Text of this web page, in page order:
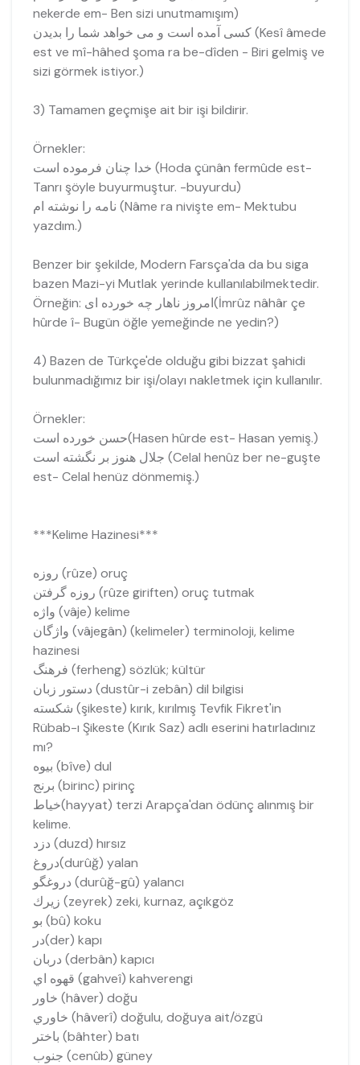
nekerde em- Ben sizi unutmamışım)
كسى آمده است و مى خواهد شما را بديدن (Kesî âmede
est ve mî-hâhed şoma ra be-dîden - Biri gelmiş ve
sizi görmek istiyor.)
3) Tamamen geçmişe ait bir işi bildirir.
Örnekler:
خدا چنان فرموده است (Hoda çünân fermûde est-
Tanrı şöyle buyurmuştur. -buyurdu)
نامه را نوشته ام (Nâme ra nivişte em- Mektubu
yazdım.)
Benzer bir şekilde, Modern Farsça'da da bu siga
bazen Mazi-yi Mutlak yerinde kullanılabilmektedir.
Örneğin: امروز ناهار چه خورده ای(İmrûz nâhâr çe
hûrde î- Bugün öğle yemeğinde ne yedin?)
4) Bazen de Türkçe'de olduğu gibi bizzat şahidi
bulunmadığımız bir işi/olayı nakletmek için kullanılır.
Örnekler:
حسن خورده است(Hasen hûrde est- Hasan yemiş.)
جلال هنوز بر نگشته است (Celal henûz ber ne-guşte
est- Celal henüz dönmemiş.)
***Kelime Hazinesi***
روزه (rûze) oruç
روزه گرفتن (rûze giriften) oruç tutmak
واژه (vâje) kelime
واژگان (vâjegân) (kelimeler) terminoloji, kelime
hazinesi
فرهنگ (ferheng) sözlük; kültür
دستور زبان (dustûr-i zebân) dil bilgisi
شكسته (şikeste) kırık, kırılmış Tevfik Fikret'in
Rübab-ı Şikeste (Kırık Saz) adlı eserini hatırladınız
mı?
بيوه (bîve) dul
برنج (birinc) pirinç
خياط(hayyat) terzi Arapça'dan ödünç alınmış bir
kelime.
دزد (duzd) hırsız
دروغ(durûğ) yalan
دروغگو (durûğ-gû) yalancı
زيرك (zeyrek) zeki, kurnaz, açıkgöz
بو (bû) koku
در(der) kapı
دربان (derbân) kapıcı
قهوه اي (gahveî) kahverengi
خاور (hâver) doğu
خاوري (hâverî) doğulu, doğuya ait/özgü
باختر (bâhter) batı
جنوب (cenûb) güney